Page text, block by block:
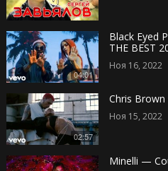
04:01
Black Eyed
THE BEST
Ноя 16, 2022
02:57
Chris
Ноя 15, 2022
Minelli —